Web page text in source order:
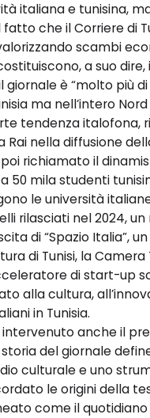
italiana e tunisina,
fatto che il Corriere
scambi
a suo
giornale è “molto più
ma nell’intero
tendenza
nella diffusione
poi richiamato il
50 mila studenti
le università
rilasciati nel 2024,
di “Spazio Italia”,
di Tunisi, la
di start-up
alla cultura,
in Tunisia.
anche il
del giornale
culturale e uno
le origini della
come il